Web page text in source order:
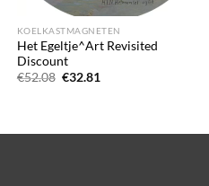
KOELKASTMAGNETEN
Het Egeltje^Art Revisited
Discount
€52.08 Oorspronkelijke
€32.81Huidige